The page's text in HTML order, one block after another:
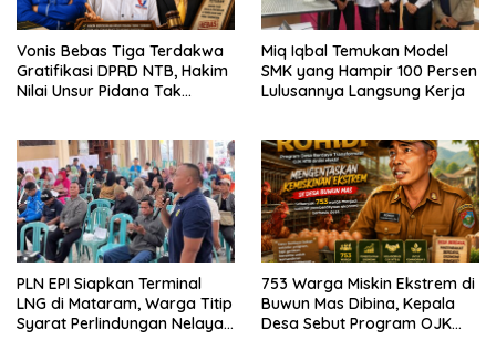
Vonis Bebas Tiga Terdakwa
Gratifikasi DPRD NTB, Hakim
Nilai Unsur Pidana Tak
Miq Iqbal Temukan Model
SMK yang Hampir 100 Persen
Lulusannya Langsung Kerja
PLN EPI Siapkan Terminal
LNG di Mataram, Warga Titip
Syarat Perlindungan Nelayan
753 Warga Miskin Ekstrem di
Buwun Mas Dibina, Kepala
Desa Sebut Program OJK